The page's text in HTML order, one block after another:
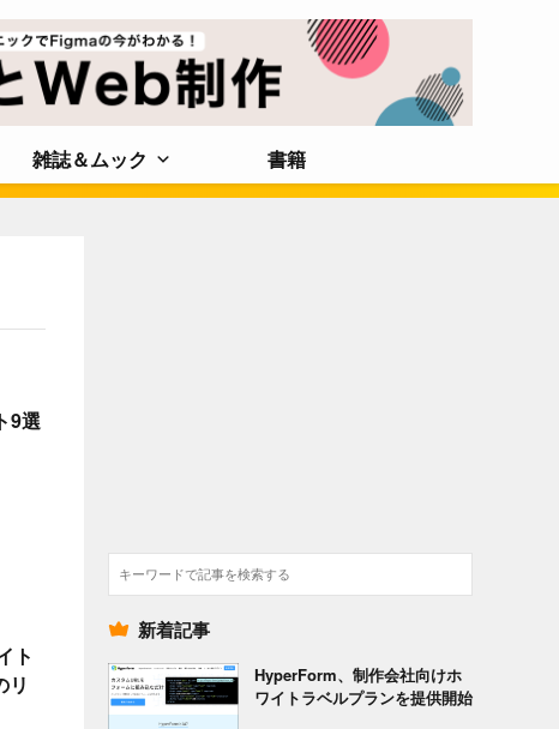
雑誌＆ムック 書籍
9選
ト
リ
検
索
新着記事
HyperForm、制作会社向けホ
ワイトラベルプランを提供開始